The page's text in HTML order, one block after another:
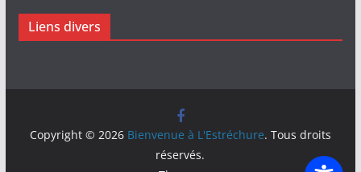
Liens divers
Copyright © 2026 Bienvenue à L'Estréchure. Tous droits
réservés.